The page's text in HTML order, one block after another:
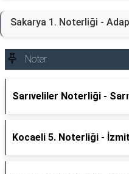
Sakarya 1. Noterliği -
Noter
Sarıveliler Noterliği -
Kocaeli 5. Noterliği -